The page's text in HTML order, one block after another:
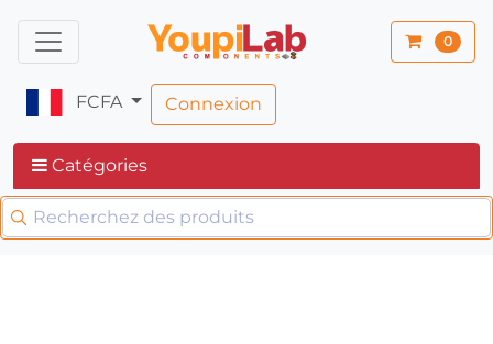
0
FCFA Connexion
Catégories